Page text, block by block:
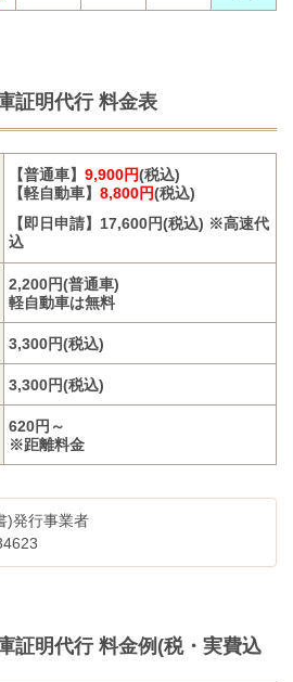
証明代行料金表
【普通車】9,900円(税込)
【軽自動車】8,800円(税込)
【即日申請】17,600円(税込) ※高速代
込
2,200円(普通車)
軽自動車は無料
3,300円(税込)
3,300円(税込)
620円～
※距離料金
)発行事業者
証明代行料金例(税・実費込